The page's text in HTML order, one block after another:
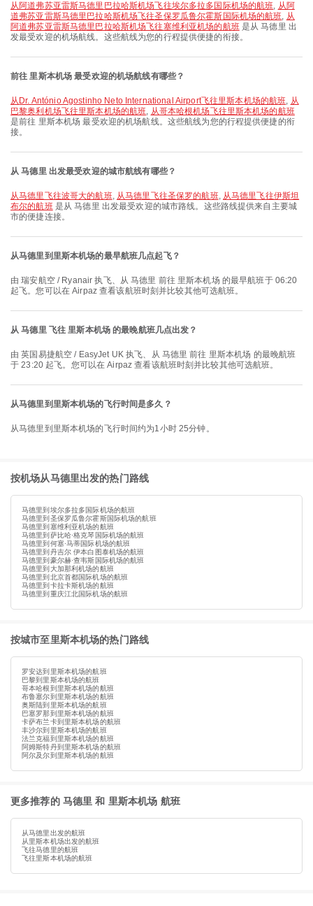
从阿道弗苏亚雷斯马德里巴拉哈斯机场飞往埃尔多拉多国际机场的航班, 从阿
道弗苏亚雷斯马德里巴拉哈斯机场飞往圣保罗瓜鲁尔霍斯国际机场的航班, 从
阿道弗苏亚雷斯马德里巴拉哈斯机场飞往塞维利亚机场的航班是从 马德里 出
发最受欢迎的机场航线。这些航线为您的行程提供便捷的衔接。
前往 里斯本机场 最受欢迎的机场航线有哪些？
从Dr. António Agostinho Neto International Airport飞往里斯本机场的航班, 从
巴黎奥利机场飞往里斯本机场的航班, 从哥本哈根机场飞往里斯本机场的航班
是前往 里斯本机场 最受欢迎的机场航线。这些航线为您的行程提供便捷的衔
接。
从 马德里 出发最受欢迎的城市航线有哪些？
从马德里飞往波哥大的航班, 从马德里飞往圣保罗的航班, 从马德里飞往伊斯坦
布尔的航班是从 马德里 出发最受欢迎的城市路线。这些路线提供来自主要城
市的便捷连接。
从马德里到里斯本机场的最早航班几点起飞？
由 瑞安航空 / Ryanair 执飞、从 马德里 前往 里斯本机场 的最早航班于 06:20
起飞。您可以在 Airpaz 查看该航班时刻并比较其他可选航班。
从 马德里 飞往 里斯本机场 的最晚航班几点出发？
由 英国易捷航空 / EasyJet UK 执飞、从 马德里 前往 里斯本机场 的最晚航班
于 23:20 起飞。您可以在 Airpaz 查看该航班时刻并比较其他可选航班。
从马德里到里斯本机场的飞行时间是多久？
从马德里到里斯本机场的飞行时间约为1小时 25分钟。
按机场从马德里出发的热门路线
马德里到埃尔多拉多国际机场的航班
马德里到圣保罗瓜鲁尔霍斯国际机场的航班
马德里到塞维利亚机场的航班
马德里到萨比哈·格克琴国际机场的航班
马德里到何塞·马蒂国际机场的航班
马德里到丹吉尔 伊本白图泰机场的航班
马德里到豪尔赫·查韦斯国际机场的航班
马德里到大加那利机场的航班
马德里到北京首都国际机场的航班
马德里到卡拉卡斯机场的航班
马德里到重庆江北国际机场的航班
按城市至里斯本机场的热门路线
罗安达到里斯本机场的航班
巴黎到里斯本机场的航班
哥本哈根到里斯本机场的航班
布鲁塞尔到里斯本机场的航班
奥斯陆到里斯本机场的航班
巴塞罗那到里斯本机场的航班
卡萨布兰卡到里斯本机场的航班
丰沙尔到里斯本机场的航班
法兰克福到里斯本机场的航班
阿姆斯特丹到里斯本机场的航班
阿尔及尔到里斯本机场的航班
更多推荐的 马德里 和 里斯本机场 航班
从马德里出发的航班
从里斯本机场出发的航班
飞往马德里的航班
飞往里斯本机场的航班